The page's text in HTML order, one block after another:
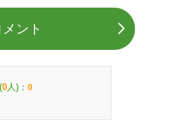
メント
0 人)： 0